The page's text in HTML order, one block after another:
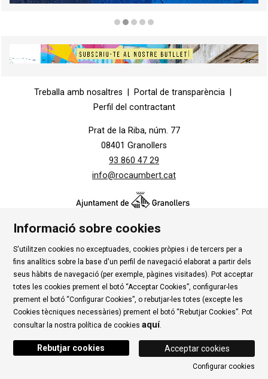
Treballa amb nosaltres
Portal de transparència
Perfil del contractant
Prat de la Riba, núm. 77
08401 Granollers
93 860 47 29
info@rocaumbert.cat
Contacte | Instància Genèrica | Alta Tercers
|
Ús de Cookies
| Política de privadesa | Avís Legal
|
Condicions d'ús Roca Umbert
Link a rssLink a instagramLink a youtubeLink a twitter
Link
Informació sobre cookies
S'utilitzen cookies no exceptuades, cookies pròpies i de tercers per a
fins analítics sobre la base d'un perfil de navegació elaborat a partir dels
seus hàbits de navegació (per exemple, pàgines visitades). Pot acceptar
totes les cookies prement el botó “Acceptar Cookies”, configurar-les
prement el botó “Configurar Cookies”, o rebutjar-les totes (excepte les
Cookies tècniques necessàries) prement el botó “Rebutjar Cookies”. Pot
consultar la nostra política de cookies aquí.
Acceptar cookies
Rebutjar cookies
Configurar cookies